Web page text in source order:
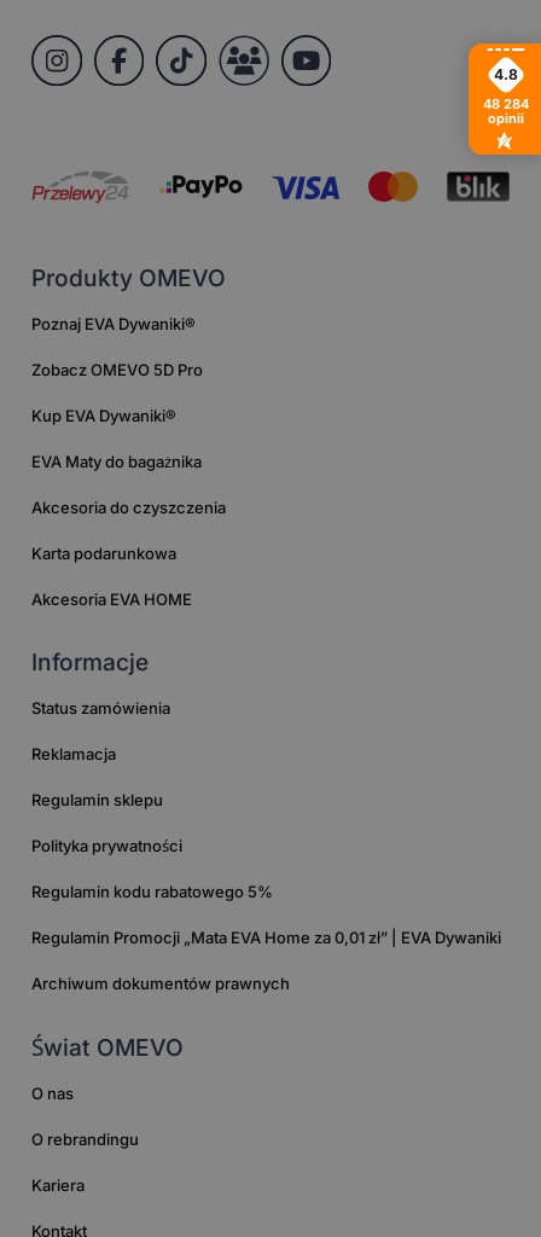
Produkty OMEVO
Poznaj EVA Dywaniki®
Zobacz OMEVO 5D Pro
Kup EVA Dywaniki®
EVA Maty do bagażnika
Akcesoria do czyszczenia
Karta podarunkowa
Akcesoria EVA HOME
Informacje
Status zamówienia
Reklamacja
Regulamin sklepu
Polityka prywatności
Regulamin kodu rabatowego 5%
Regulamin Promocji „Mata EVA Home za 0,01 zł” | EVA Dywaniki
Archiwum dokumentów prawnych
Świat OMEVO
O nas
O rebrandingu
Kariera
Kontakt
4.8
48 284
opinii